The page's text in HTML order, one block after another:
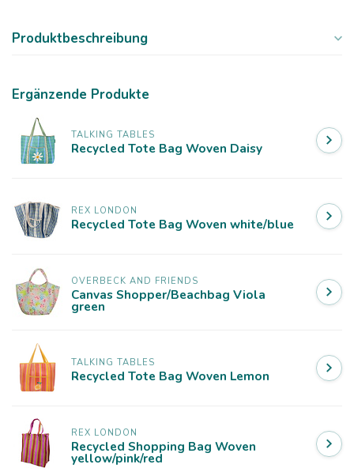
Produktbeschreibung
Ergänzende Produkte
TALKING TABLES
Recycled Tote Bag Woven Daisy
REX LONDON
Recycled Tote Bag Woven white/blue
OVERBECK AND FRIENDS
Canvas Shopper/Beachbag Viola
green
TALKING TABLES
Recycled Tote Bag Woven Lemon
REX LONDON
Recycled Shopping Bag Woven
yellow/pink/red